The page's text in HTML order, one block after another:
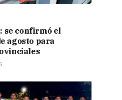
se confirmó el
agosto para